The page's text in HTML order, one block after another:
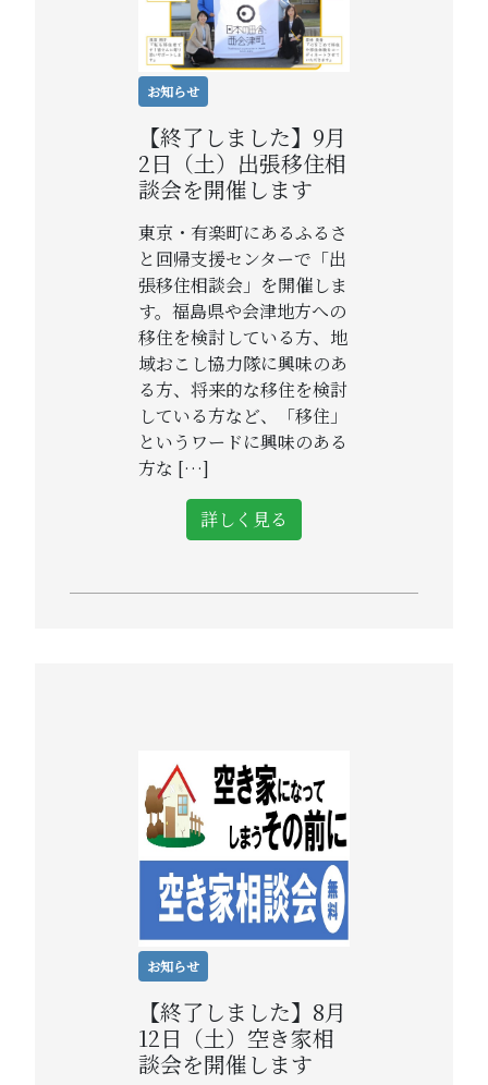
お知らせ
【終了しました】9月
2日（土）出張移住相
談会を開催します
東京・有楽町にあるふるさ
と回帰支援センターで「出
張移住相談会」を開催しま
す。福島県や会津地方への
移住を検討している方、地
域おこし協力隊に興味のあ
る方、将来的な移住を検討
している方など、「移住」
というワードに興味のある
方な […]
詳しく見る
お知らせ
【終了しました】8月
12日（土）空き家相
談会を開催します